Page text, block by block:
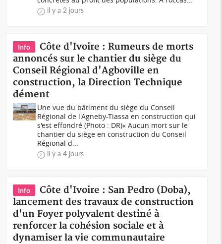
il y a 2 jours
Info
Côte d'Ivoire : Rumeurs de morts
annoncés sur le chantier du siège du
Conseil Régional d'Agboville en
construction, la Direction Technique
dément
Une vue du bâtiment du siège du Conseil
Régional de l'Agneby-Tiassa en construction qui
s'est effondré (Photo : DR)« Aucun mort sur le
chantier du siège en construction du Conseil
Régional d...
il y a 4 jours
Info
Côte d'Ivoire : San Pedro (Doba),
lancement des travaux de construction
d'un Foyer polyvalent destiné à
renforcer la cohésion sociale et à
dynamiser la vie communautaire